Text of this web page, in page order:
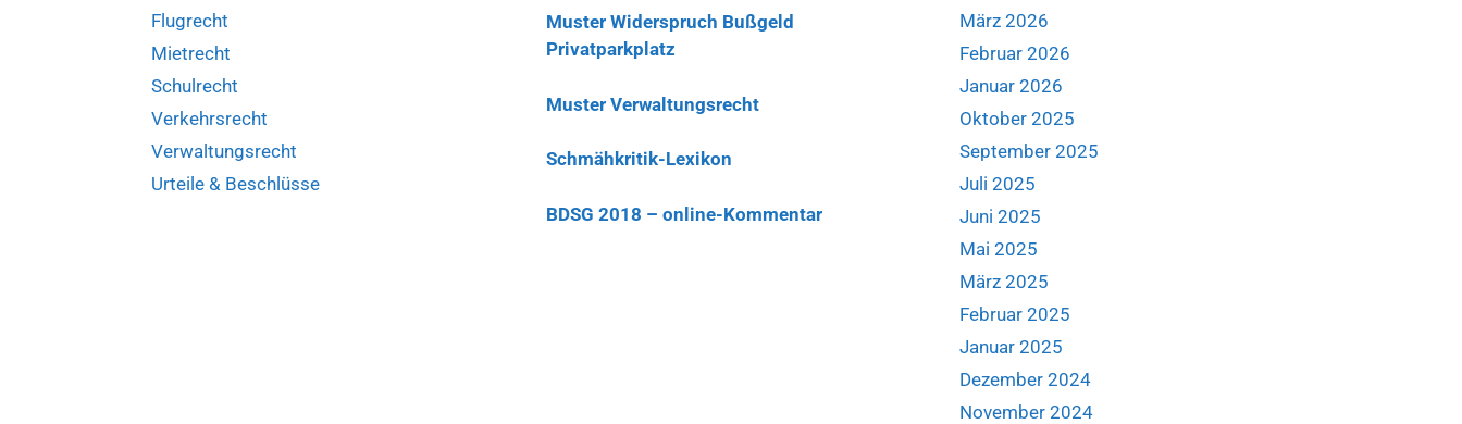
Flugrecht
Mietrecht
Schulrecht
Verkehrsrecht
Verwaltungsrecht
Urteile & Beschlüsse
Muster Widerspruch Bußgeld
Privatparkplatz
Muster Verwaltungsrecht
Schmähkritik-Lexikon
BDSG 2018 – online-Kommentar
März 2026
Februar 2026
Januar 2026
Oktober 2025
September 2025
Juli 2025
Juni 2025
Mai 2025
März 2025
Februar 2025
Januar 2025
Dezember 2024
November 2024